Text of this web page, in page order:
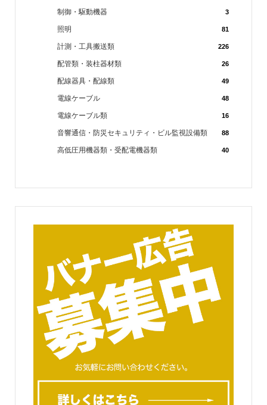
制御・駆動機器 3
照明 81
計測・工具搬送類 226
配管類・装柱器材類 26
配線器具・配線類 49
電線ケーブル 48
電線ケーブル類 16
音響通信・防災セキュリティ・ビル監視設備類 88
高低圧用機器類・受配電機器類 40